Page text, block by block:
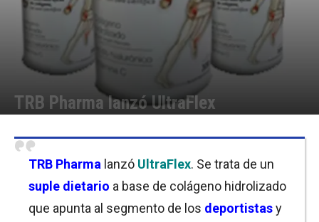
TRB Pharma lanzó UltraFlex
TRB Pharma lanzó UltraFlex. Se trata de un
suple dietario a base de colágeno hidrolizado
que apunta al segmento de los deportistasy